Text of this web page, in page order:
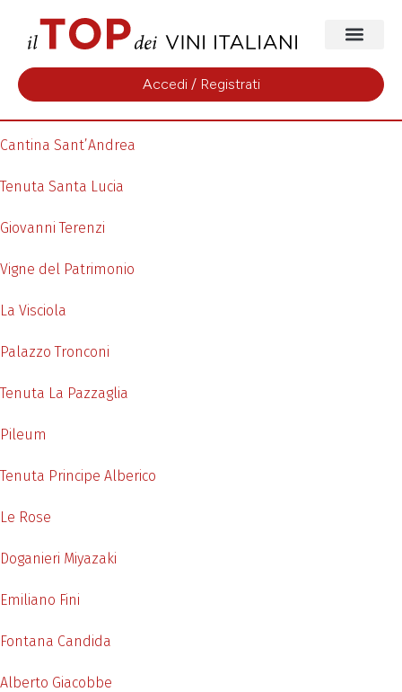
Accedi / Registrati
Cantina Sant’Andrea
Tenuta Santa Lucia
Giovanni Terenzi
Vigne del Patrimonio
La Visciola
Palazzo Tronconi
Tenuta La Pazzaglia
Pileum
Tenuta Principe Alberico
Le Rose
Doganieri Miyazaki
Emiliano Fini
Fontana Candida
Alberto Giacobbe